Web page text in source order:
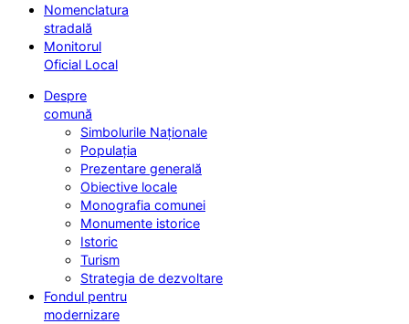
Nomenclatura
stradală
Monitorul
Oficial Local
Despre
comună
Simbolurile Naționale
Populația
Prezentare generală
Obiective locale
Monografia comunei
Monumente istorice
Istoric
Turism
Strategia de dezvoltare
Fondul pentru
modernizare